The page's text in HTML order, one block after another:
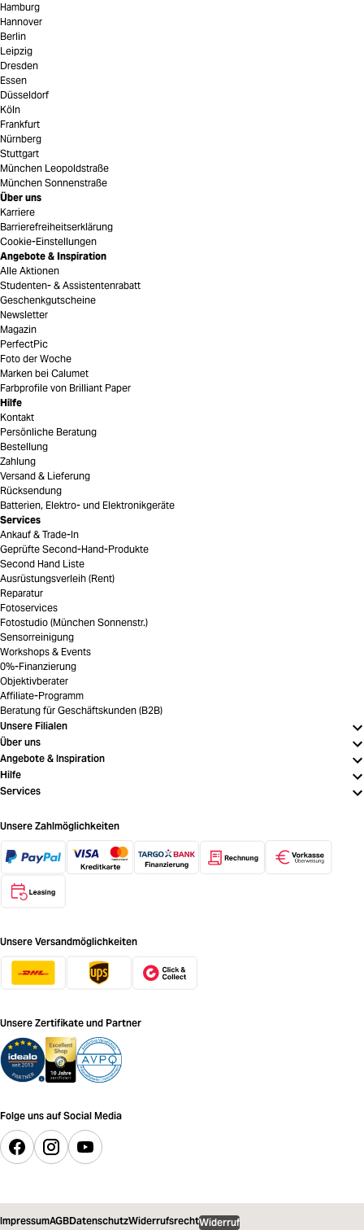
Hamburg
Hannover
Berlin
Leipzig
Dresden
Essen
Düsseldorf
Köln
Frankfurt
Nürnberg
Stuttgart
München Leopoldstraße
München Sonnenstraße
Über uns
Karriere
Barrierefreiheitserklärung
Cookie-Einstellungen
Angebote & Inspiration
Alle Aktionen
Studenten- & Assistentenrabatt
Geschenkgutscheine
Newsletter
Magazin
PerfectPic
Foto der Woche
Marken bei Calumet
Farbprofile von Brilliant Paper
Hilfe
Kontakt
Persönliche Beratung
Bestellung
Zahlung
Versand & Lieferung
Rücksendung
Batterien, Elektro- und Elektronikgeräte
Services
Ankauf & Trade-In
Geprüfte Second-Hand-Produkte
Second Hand Liste
Ausrüstungsverleih (Rent)
Reparatur
Fotoservices
Fotostudio (München Sonnenstr.)
Sensorreinigung
Workshops & Events
0%-Finanzierung
Objektivberater
Affiliate-Programm
Beratung für Geschäftskunden (B2B)
Unsere Filialen
Über uns
Angebote & Inspiration
Hilfe
Services
Unsere Zahlmöglichkeiten
Unsere Versandmöglichkeiten
Unsere Zertifikate und Partner
Folge uns auf Social Media
ImpressumAGBDatenschutzWiderrufsrechtWiderruf